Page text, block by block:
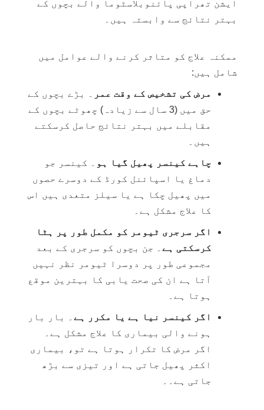
ایشن تھراپی پائنوبلاسٹوما والے بچوں کے
بہتر نتائج سے وابستہ ہیں۔
ممکنہ علاج کو متاثر کرنے والے عوامل میں
شامل ہیں:
مرض کی تشخیص کے وقت عمر
۔ بڑے بچوں کے
حق میں (3 سال سے زیادہ) چھوٹے بچوں کے
مقابلے میں بہتر نتائج حاصل کرسکتے
ہیں۔
چاہے کینسر پھیل گیا ہو
۔ کینسر جو
دماغ یا اسپائنل کورڈ کے دوسرے حصوں
میں پھیل چکا ہے یا سیلز متعدی ہیں اس
کا علاج مشکل ہے۔
اگر سرجری ٹیومر کو مکمل طور پر ہٹا
کرسکتی ہے ۔ جن بچوں کو سرجری کے بعد
مجموعی طور پر دوسرا ٹیومر نظر نہیں
آتا ہے ان کی صحت یابی کا بہترین موقع
ہوتا ہے۔
اگر کینسر نیا ہے یا مکرر ہے ۔ بار بار
ہونے والی بیماری کا علاج مشکل ہے۔
اگر مرض کا تکرار ہوتا ہے تو، بیماری
اکثر پھیل جاتی ہے اور تیزی سے بڑھ
جاتی ہے۔۔